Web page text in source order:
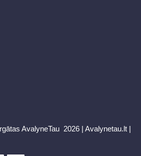
AvalyneTau 2026 | Avalynetau.lt |